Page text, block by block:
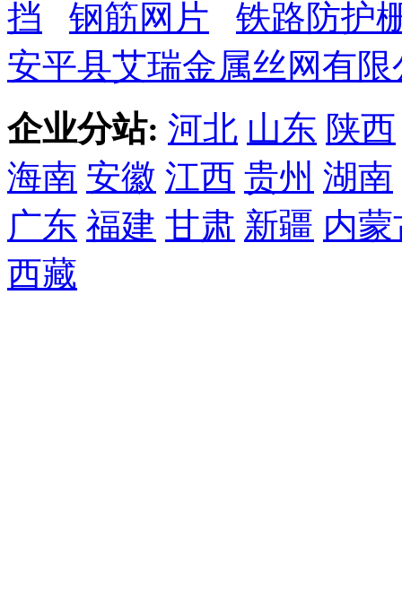
挡
钢筋网片
铁路防护
安平县艾瑞金属丝网有限
企业分站: 河北 山东 陕西
海南 安徽 江西 贵州 湖南
广东 福建 甘肃 新疆 内蒙
西藏